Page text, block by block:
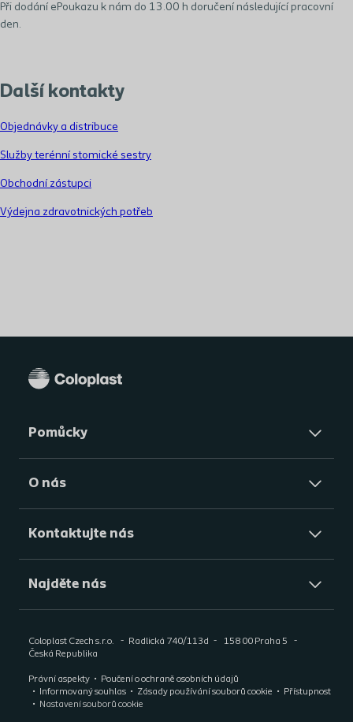
Při dodání ePoukazu k nám do 13.00 h doručení následující pracovní
den.
Další kontakty
Objednávky a distribuce
Služby terénní stomické sestry
Obchodní zástupci
Výdejna zdravotnických potřeb
Pomůcky
O nás
Kontaktujte nás
Najděte nás
Coloplast Czech s.r.o. Radlická 740/113d
158 00 Praha 5
Česká Republika
Právní aspekty
Poučení o ochraně osobních údajů
Informovaný souhlas
Zásady používání souborů cookie
Přístupnost
Nastavení souborů cookie